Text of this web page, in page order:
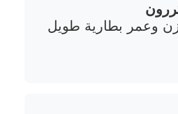
وعمر بطارية طويل